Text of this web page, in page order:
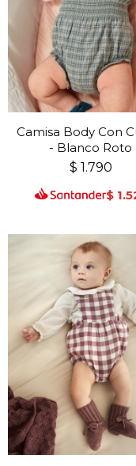
Camisa Body Con
- Blanco Roto
$ 1.790
$